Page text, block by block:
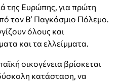
της Ευρώπης, για πρώτη
τον Β’ Παγκόσμιο Πόλεμο.
όλους και
και τα ελλείμματα.
οικογένεια βρίσκεται
κατάσταση, να